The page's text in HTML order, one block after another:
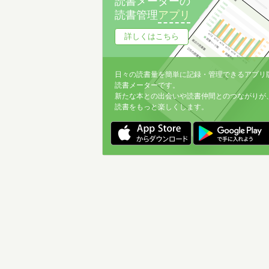
読書管理アプリ
詳しくはこちら
日々の読書量を簡単に記録・管理できるアプリ
読書メーターです。
新たな本との出会いや読書仲間とのつながりが
読書をもっと楽しくします。